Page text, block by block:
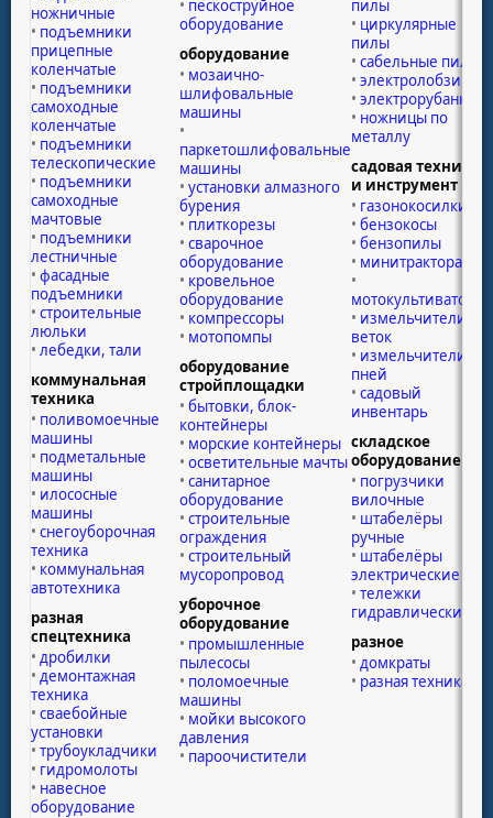
ножничные
подъемники
прицепные
коленчатые
подъемники
самоходные
коленчатые
подъемники
телескопические
подъемники
самоходные
мачтовые
подъемники
лестничные
фасадные
подъемники
строительные
люльки
лебедки, тали
коммунальная
техника
поливомоечные
машины
подметальные
машины
илососные
машины
снегоуборочная
техника
коммунальная
автотехника
разная
спецтехника
дробилки
демонтажная
техника
сваебойные
установки
трубоукладчики
гидромолоты
навесное
оборудование
пескоструйное
оборудование
оборудование
мозаично-
шлифовальные
машины
паркетошлифовальные
машины
установки алмазного
бурения
плиткорезы
сварочное
оборудование
кровельное
оборудование
компрессоры
мотопомпы
оборудование
стройплощадки
бытовки, блок-
контейнеры
морские контейнеры
осветительные мачты
санитарное
оборудование
строительные
ограждения
строительный
мусоропровод
уборочное
оборудование
промышленные
пылесосы
поломоечные
машины
мойки высокого
давления
пароочистители
пилы
циркулярные
пилы
сабельные пилы
электролобзики
электрорубанки
ножницы по
металлу
садовая техника
и инструмент
газонокосилки
бензокосы
бензопилы
минитрактора
мотокультиваторы
измельчители
веток
измельчители
пней
садовый
инвентарь
складское
оборудование
погрузчики
вилочные
штабелёры
ручные
штабелёры
электрические
тележки
гидравлические
разное
домкраты
разная техника